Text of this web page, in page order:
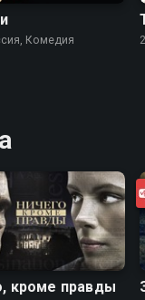
Комедия
кроме правды